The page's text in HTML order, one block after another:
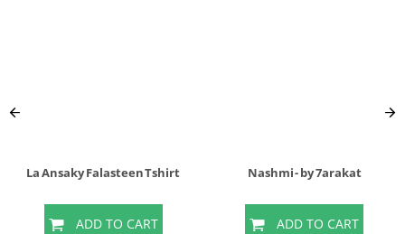
La Ansaky Falasteen Tshirt
ADD TO CART
Nashmi - by 7arakat
ADD TO CART